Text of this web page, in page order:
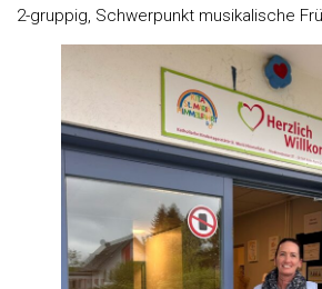
2-gruppig, Schwerpunkt musikalische